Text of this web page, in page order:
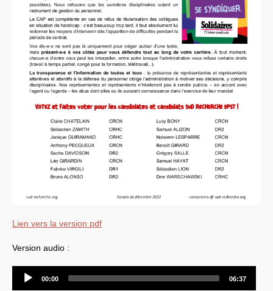
Lien vers la version pdf
Version audio :
Player
00:00 06:37